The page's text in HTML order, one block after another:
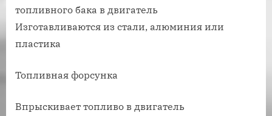
топливного бака в двигатель
Изготавливаются из стали, алюминия или
пластика
Топливная форсунка
Впрыскивает топливо в двигатель